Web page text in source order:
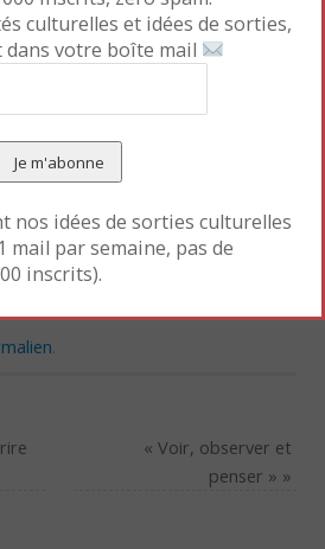
prospérer », conclut Laura
de l’exposition, intitulée Ara
@rt outsiders 2009 sur les
(en cours de montage
des croupes chevalines
de Cluny (1988), tirées à
« Voir, observer et
penser » »
culturelles et idées de sorties,
dans votre boîte mail
nos idées de sorties culturelles
mail par semaine, pas de
inscrits).